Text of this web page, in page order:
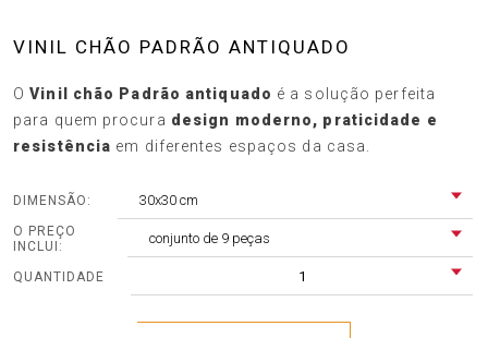
VINIL CHÃO PADRÃO ANTIQUADO
OVinil chão Padrão antiquado é a solução perfeita
para quem procura design moderno, praticidade e
resistência em diferentes espaços da casa.
DIMENSÃO: 30x30 cm
O PREÇO
INCLUI:
conjunto de 9 peças
QUANTIDADE 1